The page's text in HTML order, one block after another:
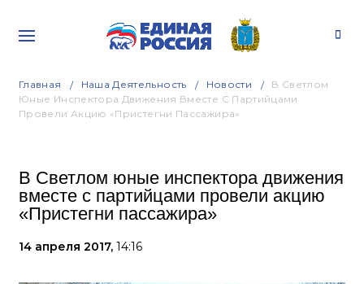
Главная Наша Деятельность Новости
В Светлом
Юные Инспектора Движения Вместе С Партийцами
Провели Акцию «Пристегни Пассажира»
В Светлом юные инспектора движения
вместе с партийцами провели акцию
«Пристегни пассажира»
14 апреля 2017, 14:16